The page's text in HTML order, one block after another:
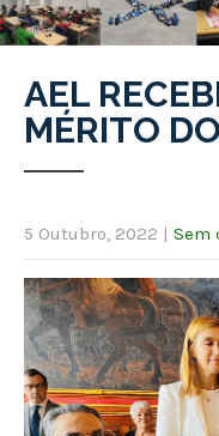
AEL
MÉRITO
5 Outubro, 2022 | Sem